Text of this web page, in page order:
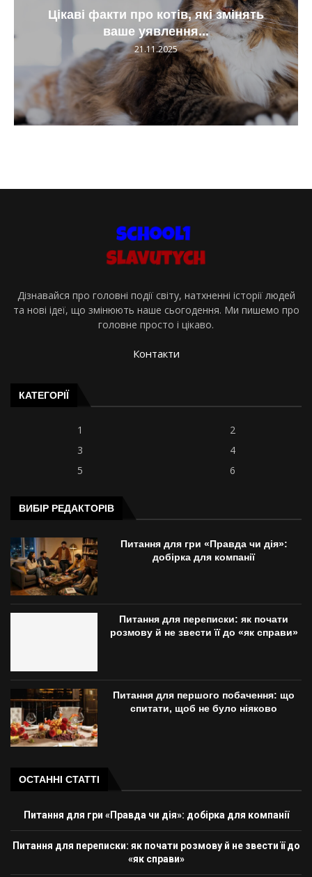
Цікаві факти про котів, які змінять
ваше уявлення...
21.11.2025
Дізнавайся про головні події світу, натхненні історії людей
та нові ідеї, що змінюють наше сьогодення. Ми пишемо про
головне просто і цікаво.
Контакти
КАТЕГОРІЇ
1
2
3
4
5
6
ВИБІР РЕДАКТОРІВ
Питання для гри «Правда чи дія»:
добірка для компанії
Питання для переписки: як почати
розмову й не звести її до «як справи»
Питання для першого побачення: що
спитати, щоб не було ніяково
ОСТАННІ СТАТТІ
Питання для гри «Правда чи дія»: добірка для компанії
Питання для переписки: як почати розмову й не звести її до
«як справи»